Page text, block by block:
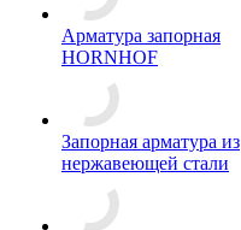
Арматура запорная
HORNHOF
Запорная арматура из
нержавеющей стали